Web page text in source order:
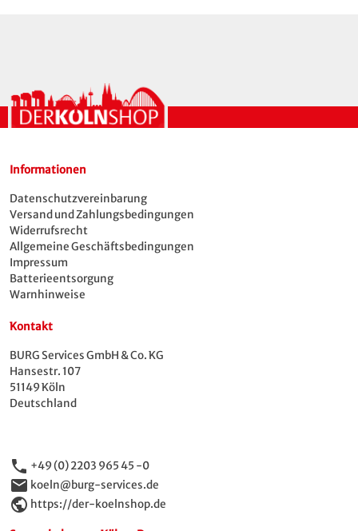
Informationen
Datenschutzvereinbarung
Versand und Zahlungsbedingungen
Widerrufsrecht
Allgemeine Geschäftsbedingungen
Impressum
Batterieentsorgung
Warnhinweise
Kontakt
BURG Services GmbH & Co. KG
Hansestr. 107
51149 Köln
Deutschland
phone +49 (0) 2203 965 45 -0
email koeln@burg-services.de
public https://der-koelnshop.de